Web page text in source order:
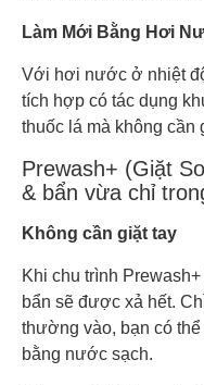
Làm Mới Bằng Hơi
Với hơi nước ở nhiệt
tích hợp có tác dụng
thuốc lá mà không cần
Prewash+ (Giặt
& bẩn vừa chỉ
Không cần giặt tay
Khi chu trình
bẩn sẽ được xả hết.
thường vào, bạn có
bằng nước sạch.